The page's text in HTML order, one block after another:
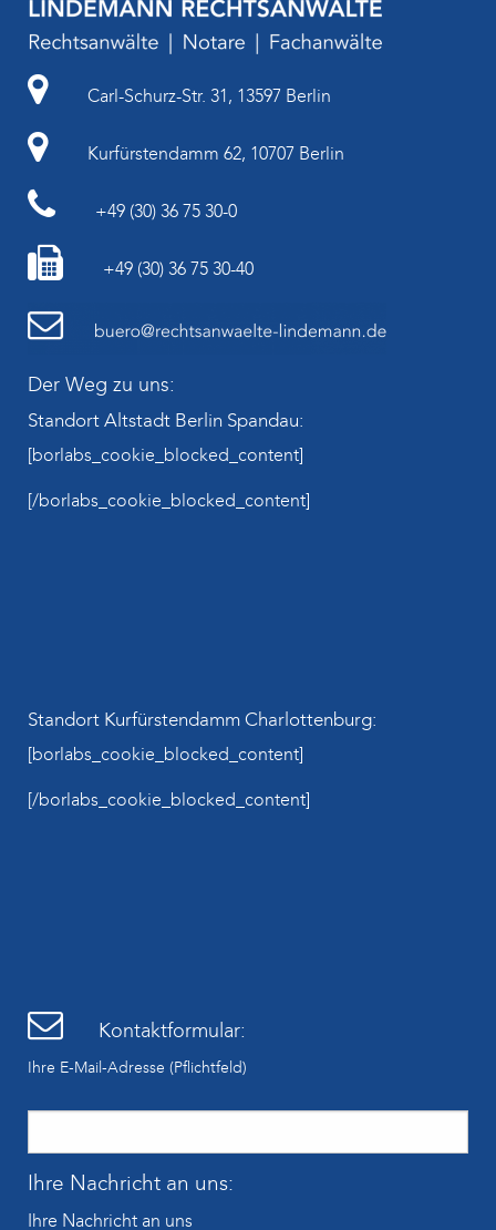
Carl-Schurz-Str. 31, 13597 Berlin
Kurfürstendamm 62, 10707 Berlin
+49 (30) 36 75 30-0
+49 (30) 36 75 30-40
Der Weg zu uns:
Standort Altstadt Berlin Spandau:
[borlabs_cookie_blocked_content]
[/borlabs_cookie_blocked_content]
Standort Kurfürstendamm Charlottenburg:
[borlabs_cookie_blocked_content]
[/borlabs_cookie_blocked_content]
Kontaktformular:
Ihre E-Mail-Adresse (Pflichtfeld)
Ihre Nachricht an uns:
Ihre Nachricht an uns